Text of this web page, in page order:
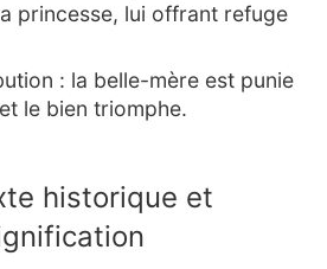
princesse, lui offrant refuge
: la belle-mère est punie
le bien triomphe.
historique et